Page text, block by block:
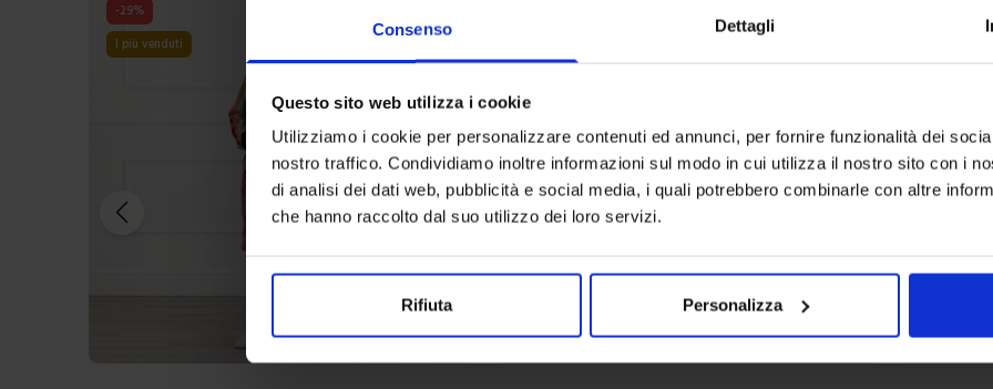
Consenso Dettagli
Questo sito web utilizza i cookie
Utilizziamo i cookie per personalizzare contenuti ed annunci, per fornire funzionalità dei
nostro traffico. Condividiamo inoltre informazioni sul modo in cui utilizza il nostro sito con i
di analisi dei dati web, pubblicità e social media, i quali potrebbero combinarle con altre
che hanno raccolto dal suo utilizzo dei loro servizi.
Rifiuta Personalizza
-31%
I più venduti